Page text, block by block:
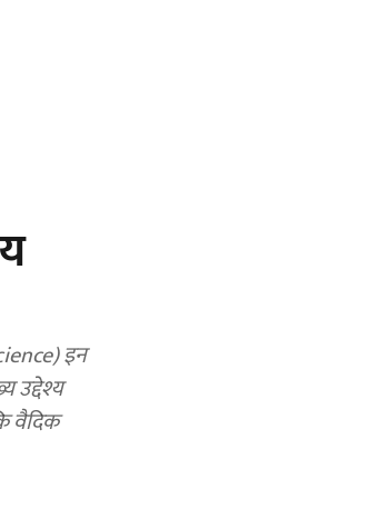
इन
उद्देश्य
वैदिक